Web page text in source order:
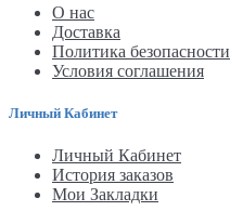
О нас
Доставка
Политика безопасности
Условия соглашения
Личный Кабинет
Личный Кабинет
История заказов
Мои Закладки